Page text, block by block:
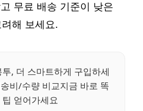
무료 배송 기준이 낮은
해 보세요.
, 더 스마트하게 구입하세
비/수량 비교지금 바로 똑
얻어가세요